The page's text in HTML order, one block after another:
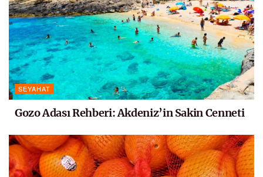
SEYAHAT
Gozo Adası Rehberi: Akdeniz’in Sakin Cenneti